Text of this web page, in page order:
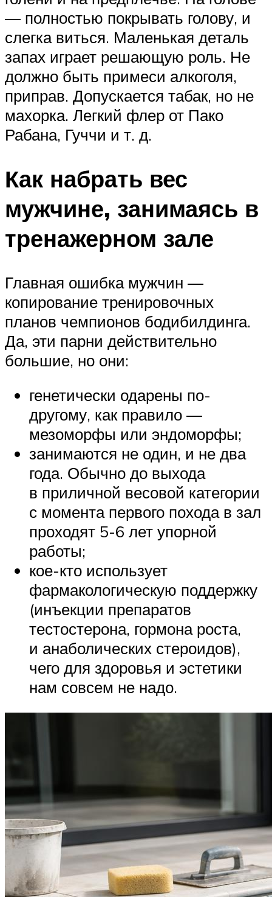
— полностью покрывать голову, и
слегка виться. Маленькая деталь
запах играет решающую роль. Не
должно быть примеси алкоголя,
приправ. Допускается табак, но не
махорка. Легкий флер от Пако
Рабана, Гуччи и т. д.
Как набрать вес
мужчине, занимаясь в
тренажерном зале
Главная ошибка мужчин —
копирование тренировочных
планов чемпионов бодибилдинга.
Да, эти парни действительно
большие, но они:
генетически одарены по-
другому, как правило —
мезоморфы или эндоморфы;
занимаются не один, и не два
года. Обычно до выхода
в приличной весовой категории
с момента первого похода в зал
проходят 5-6 лет упорной
работы;
кое-кто использует
фармакологическую поддержку
(инъекции препаратов
тестостерона, гормона роста,
и анаболических стероидов),
чего для здоровья и эстетики
нам совсем не надо.